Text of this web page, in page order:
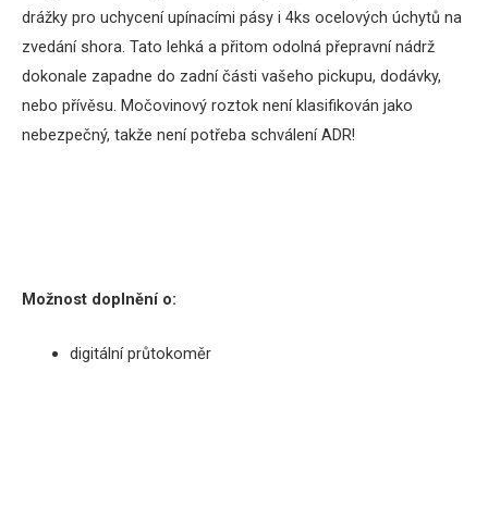
drážky pro uchycení upínacími pásy i 4ks ocelových úchytů na
zvedání shora. Tato lehká a přitom odolná přepravní nádrž
dokonale zapadne do zadní části vašeho pickupu, dodávky,
nebo přívěsu. Močovinový roztok není klasifikován jako
nebezpečný, takže není potřeba schválení ADR!
Možnost doplnění o:
digitální průtokoměr